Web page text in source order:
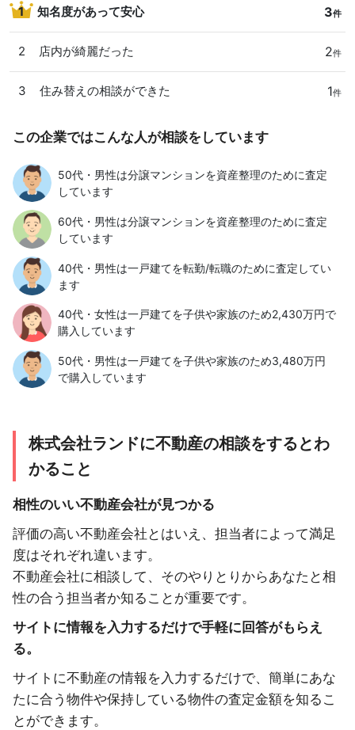
1 知名度があって安心 3件
2 店内が綺麗だった 2件
3 住み替えの相談ができた 1件
この企業ではこんな人が相談をしています
50代・男性は分譲マンションを資産整理のために査定
しています
60代・男性は分譲マンションを資産整理のために査定
しています
40代・男性は一戸建てを転勤/転職のために査定してい
ます
40代・女性は一戸建てを子供や家族のため2,430万円で
購入しています
50代・男性は一戸建てを子供や家族のため3,480万円
で購入しています
株式会社ランドに不動産の相談をするとわ
かること
相性のいい不動産会社が見つかる
評価の高い不動産会社とはいえ、担当者によって満足
度はそれぞれ違います。
不動産会社に相談して、そのやりとりからあなたと相
性の合う担当者か知ることが重要です。
サイトに情報を入力するだけで手軽に回答がもらえ
る。
サイトに不動産の情報を入力するだけで、簡単にあな
たに合う物件や保持している物件の査定金額を知るこ
とができます。